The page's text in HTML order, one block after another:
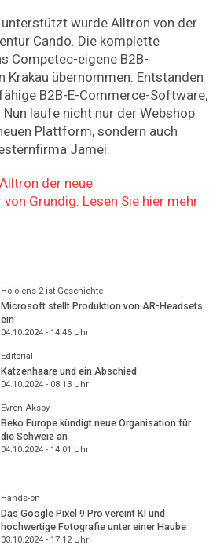
wurde Alltron von der
Cando. Die komplette
Competec-eigene B2B-
Krakau übernommen. Entstanden
B2B-E-Commerce-Software,
laufe nicht nur der Webshop
Plattform, sondern auch
Jamei.
der neue
Grundig. Lesen Sie hier mehr
Hololens 2 ist Geschichte
Microsoft stellt Produktion von AR-Headsets
ein
04.10.2024 - 14:46Uhr
Editorial
Katzenhaare und ein Abschied
04.10.2024 - 08:13Uhr
Evren Aksoy
Beko Europe kündigt neue Organisation für
die Schweiz an
04.10.2024 - 14:01 Uhr
Hands-on
Das Google Pixel 9 Pro vereint KI und
hochwertige Fotografie unter einer Haube
03.10.2024 - 17:12Uhr